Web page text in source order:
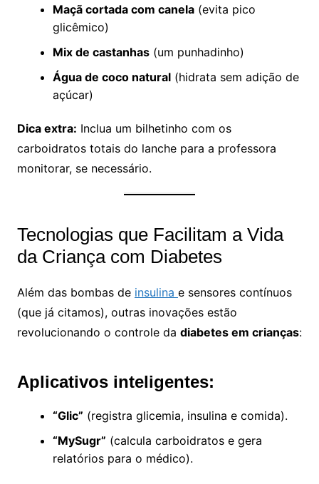
Maçã cortada com canela(evita pico
glicêmico)
Mix de castanhas(um punhadinho)
Água de coco natural(hidrata sem adição de
açúcar)
Dica extra: Inclua um bilhetinho com os
carboidratos totais do lanche para a professora
monitorar, se necessário.
Tecnologias que Facilitam a Vida
da Criança com Diabetes
Além das bombas de insulina e sensores contínuos
(que já citamos), outras inovações estão
revolucionando o controle da diabetes em crianças:
Aplicativos inteligentes:
“Glic” (registra glicemia, insulina e comida).
“MySugr” (calcula carboidratos e gera
relatórios para o médico).